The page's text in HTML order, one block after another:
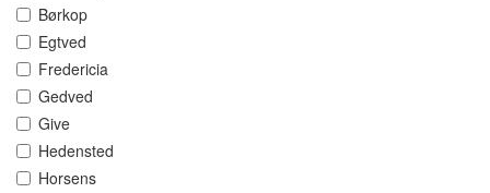
Børkop
Egtved
Fredericia
Gedved
Give
Hedensted
Horsens